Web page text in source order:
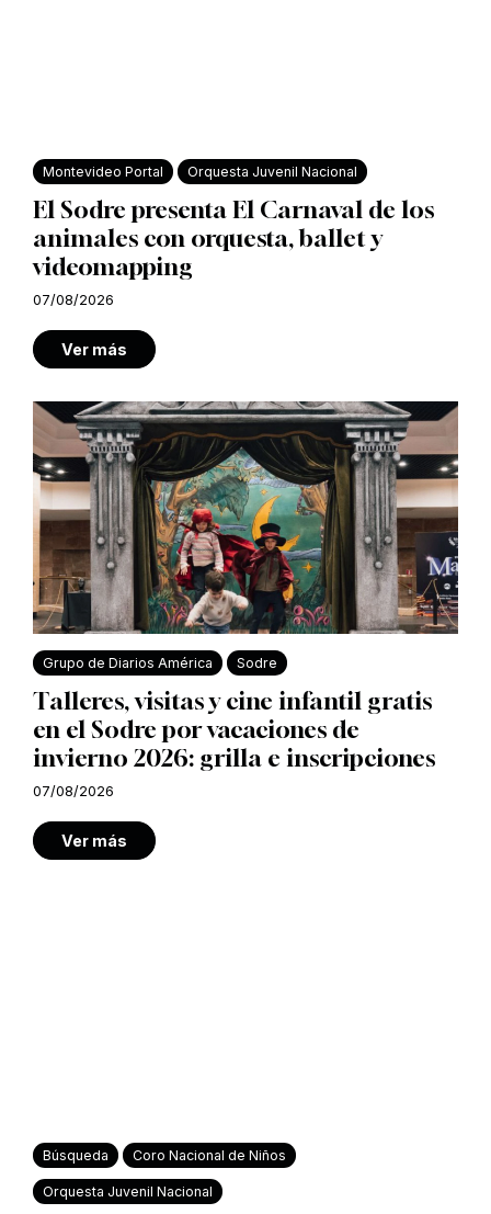
Montevideo Portal Orquesta Juvenil Nacional
El Sodre presenta El Carnaval de los
animales con orquesta, ballet y
videomapping
07/08/2026
Ver más
Grupo de Diarios América Sodre
Talleres, visitas y cine infantil gratis
en el Sodre por vacaciones de
invierno 2026: grilla e inscripciones
07/08/2026
Ver más
Búsqueda Coro Nacional de Niños
Orquesta Juvenil Nacional